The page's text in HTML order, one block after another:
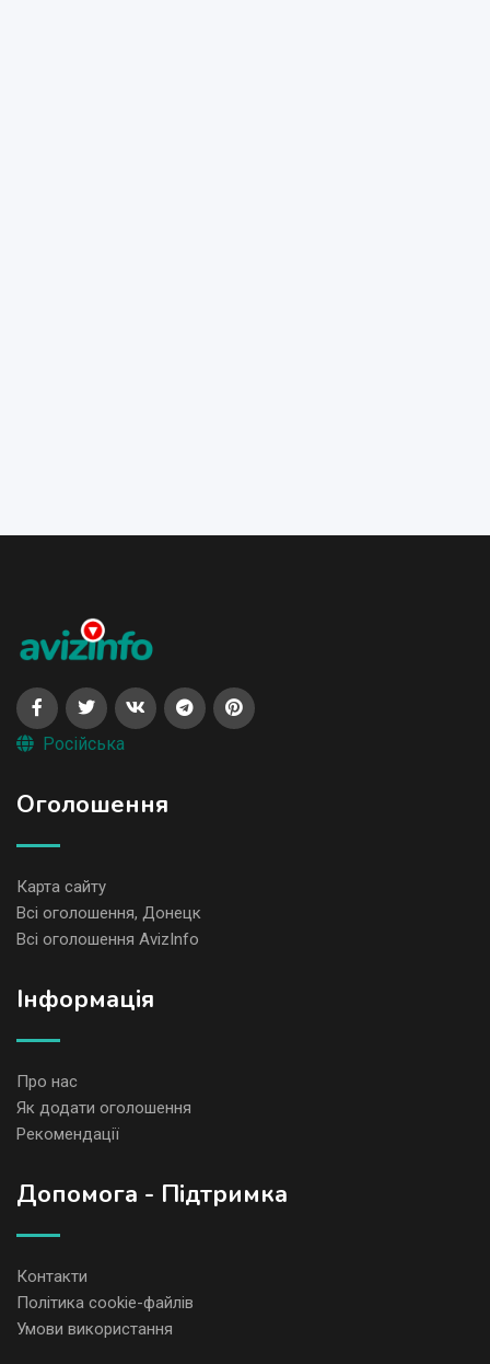
Російська
Оголошення
Карта сайту
Всі оголошення, Донецк
Всі оголошення AvizInfo
Iнформація
Про нас
Як додати оголошення
Рекомендації
Допомога - Підтримка
Контакти
Політика cookie-файлів
Умови використання